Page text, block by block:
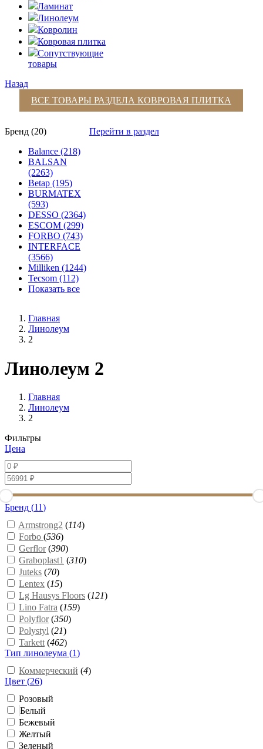
Ламинат
Линолеум
Ковролин
Ковровая плитка
Сопутствующие
товары
Назад
ВСЕ ТОВАРЫ РАЗДЕЛА КОВРОВАЯ ПЛИТКА
Бренд (20)
Balance (218)
BALSAN
(2263)
Betap (195)
BURMATEX
(593)
DESSO (2364)
ESCOM (299)
FORBO (743)
INTERFACE
(3566)
Milliken (1244)
Tecsom (112)
Показать все
Перейти в раздел
Главная
Линолеум
2
Линолеум 2
Главная
Линолеум
2
Фильтры
Цена
Бренд (11)
Armstrong2 (114)
Forbo (536)
Gerflor(390)
Graboplast1 (310)
Juteks (70)
Lentex (15)
Lg Hausys Floors (121)
Lino Fatra (159)
Polyflor(350)
Polystyl (21)
Tarkett (462)
Тип линолеума (1)
Коммерческий (4)
Цвет (26)
Розовый
Белый
Бежевый
Желтый
Зеленый